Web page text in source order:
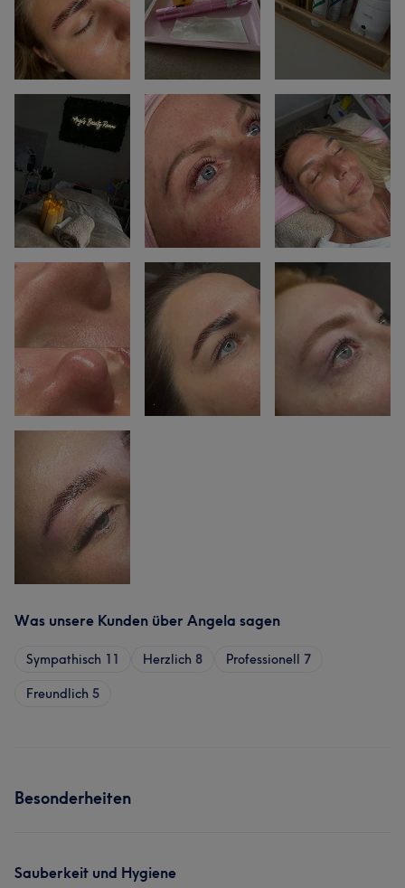
Was unsere Kunden über Angela sagen
Sympathisch 11 Herzlich 8 Professionell 7
Freundlich 5
Besonderheiten
Sauberkeit und Hygiene